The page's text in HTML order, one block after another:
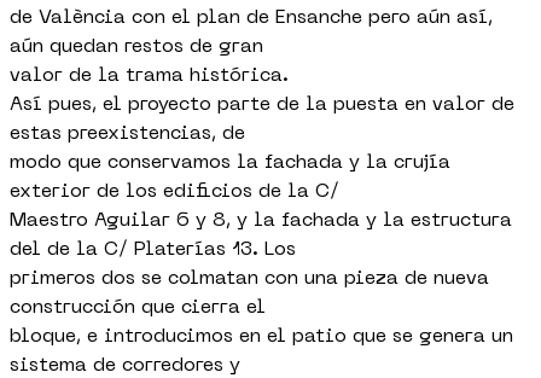
de València con el plan de Ensanche pero aún así,
aún quedan restos de gran
valor de la trama histórica.
Así pues, el proyecto parte de la puesta en valor de
estas preexistencias, de
modo que conservamos la fachada y la crujía
exterior de los edificios de la C/
Maestro Aguilar 6 y 8, y la fachada y la estructura
del de la C/ Platerías 13. Los
primeros dos se colmatan con una pieza de nueva
construcción que cierra el
bloque, e introducimos en el patio que se genera un
sistema de corredores y